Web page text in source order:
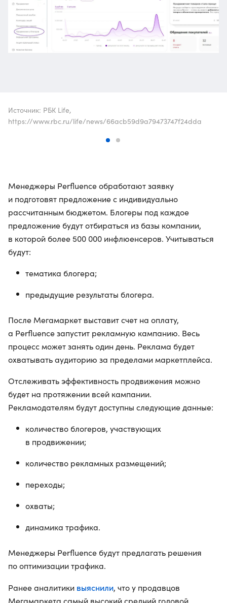
Источник: РБК Life,
https://www.rbc.ru/life/news/66acb59d9a79473747f24dda
Менеджеры Perfluence обработают заявку
и подготовят предложение с индивидуально
рассчитанным бюджетом. Блогеры под каждое
предложение будут отбираться из базы компании,
в которой более 500 000 инфлюенсеров. Учитываться
будут:
тематика блогера;
предыдущие результаты блогера.
После Мегамаркет выставит счет на оплату,
а Perfluence запустит рекламную кампанию. Весь
процесс может занять один день. Реклама будет
охватывать аудиторию за пределами маркетплейса.
Отслеживать эффективность продвижения можно
будет на протяжении всей кампании.
Рекламодателям будут доступны следующие данные:
количество блогеров, участвующих
в продвижении;
количество рекламных размещений;
переходы;
охваты;
динамика трафика.
Менеджеры Perfluence будут предлагать решения
по оптимизации трафика.
Ранее аналитики выяснили, что у продавцов
Мегамаркета самый высокий средний годовой